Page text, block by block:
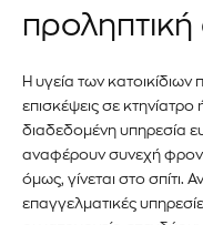
προϊόντα και
αγοράς.
Η υγεία των κατοικίδιων
επισκέψεις σε
διαδεδομένη υπηρεσία
αναφέρουν συνεχή
όμως, γίνεται στο σπίτι.
επαγγελματικές